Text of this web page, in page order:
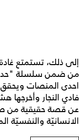
إلى ذلك، تستمتع
من ضمن سلسلة
احدى المنصات ويحقق
فادي النجار
عن قصة حقيقية من
الانسانيّة والنفسيّة